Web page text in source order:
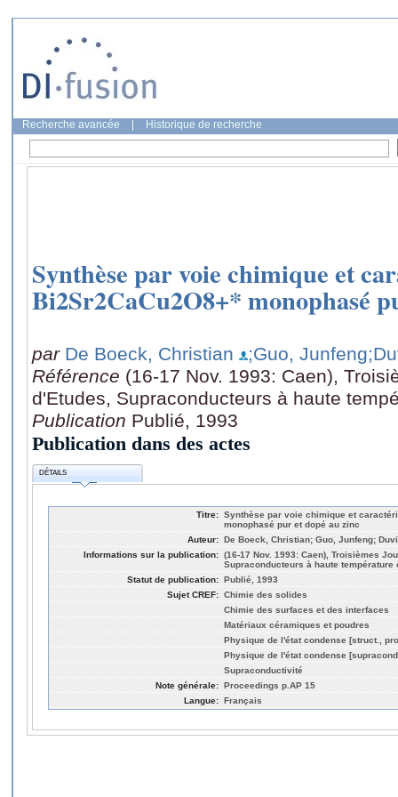
Recherche avancée Historique de recherche
Synthèse par voie chimique et
Bi2Sr2CaCu2O8+* monophasé
par De Boeck, Christian ;Guo, Junfeng
Référence (16-17 Nov. 1993: Caen),
d'Etudes, Supraconducteurs à haute
Publication Publié, 1993
Publication dans des actes
DÉTAILS
Titre: Synthèse par voie chimique et
monophasé pur et dopé au zinc
Auteur: De Boeck, Christian; Guo, Junfeng;
Informations sur la publication: (16-17 Nov. 1993: Caen), Troisièmes
Supraconducteurs à haute température
Statut de publication: Publié, 1993
Sujet CREF: Chimie des solides
Chimie des surfaces et des interfaces
Matériaux céramiques et poudres
Physique de l'état condense [struct.,
Physique de l'état condense
Supraconductivité
Note générale: Proceedings p.AP 15
Langue: Français